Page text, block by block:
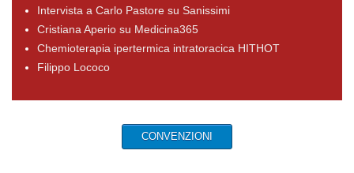
Intervista a Carlo Pastore su Sanissimi
Cristiana Aperio su Medicina365
Chemioterapia ipertermica intratoracica HITHOT
Filippo Lococo
CONVENZIONI